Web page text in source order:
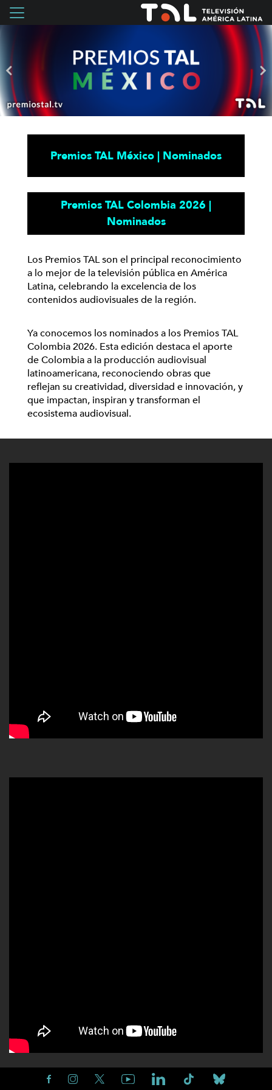
Premios TAL México | Nominados
Premios TAL Colombia 2026 |
Nominados
Los Premios TAL son el principal reconocimiento
a lo mejor de la televisión pública en América
Latina, celebrando la excelencia de los
contenidos audiovisuales de la región.
Ya conocemos los nominados a los Premios TAL
Colombia 2026. Esta edición destaca el aporte
de Colombia a la producción audiovisual
latinoamericana, reconociendo obras que
reflejan su creatividad, diversidad e innovación, y
que impactan, inspiran y transforman el
ecosistema audiovisual.